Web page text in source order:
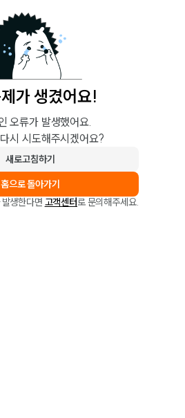
가 생겼어요!
오류가 발생했어요.
시 시도해주시겠어요?
새로고침하기
홈으로 돌아가기
생한다면 고객센터로 문의해주세요.